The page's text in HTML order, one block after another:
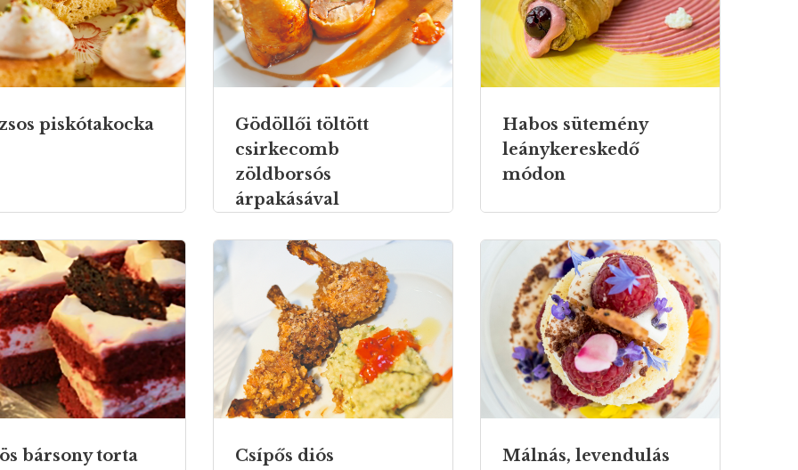
piskótakocka
Gödöllői töltött
csirkecomb
zöldborsós
árpakásával
Habos sütemény
leánykereskedő
módon
bársony torta
Csípős diós
Málnás, levendulás